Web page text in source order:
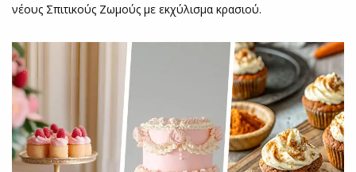
νέους Σπιτικούς Ζωμούς με εκχύλισμα κρασιού.